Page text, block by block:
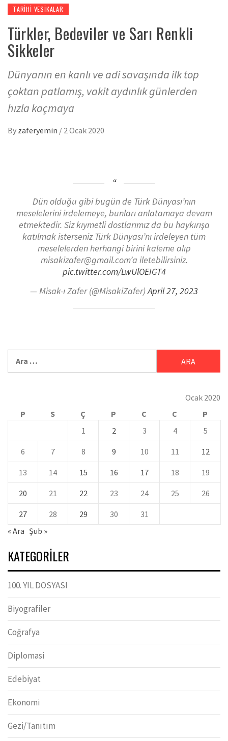
TARIHI VESIKALAR
Türkler, Bedeviler ve Sarı Renkli
Sikkeler
Dünyanın en kanlı ve adi savaşında ilk top
çoktan patlamış, vakit aydınlık günlerden
hızla kaçmaya
By zaferyemin / 2 Ocak 2020
Dün olduğu gibi bugün de Türk Dünyası’nın
meselelerini irdelemeye, bunları anlatamaya devam
etmektedir. Siz kıymetli dostlarımız da bu haykırışa
katılmak isterseniz Türk Dünyası’nı irdeleyen tüm
meselelerden herhangi birini kaleme alıp
misakizafer@gmail.com’a iletebilirsiniz.
pic.twitter.com/LwUlOEIGT4
— Misak-ı Zafer (@MisakiZafer)April 27, 2023
Ocak 2020
P
S Ç P C C
P
1
2 3 4 5
6 7 8 9 10 11 12
13 14 15 16 17 18 19
20 21 22 23 24 25 26
27 28 29 30
31
« Ara Şub »
KATEGORILER
100. YIL DOSYASI
Biyografiler
Coğrafya
Diplomasi
Edebiyat
Ekonomi
Gezi/Tanıtım